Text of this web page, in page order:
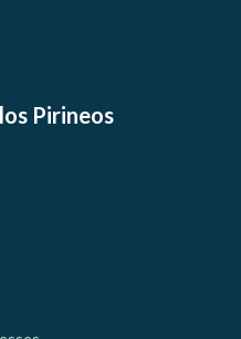
Pirineos